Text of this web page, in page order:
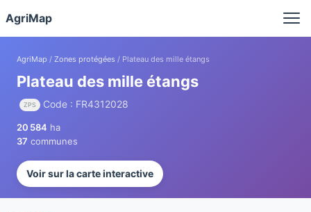
AgriMap
AgriMap / Zones protégées / Plateau des mille étangs
Plateau des mille étangs
ZPS Code : FR4312028
20 584 ha
37 communes
Voir sur la carte interactive